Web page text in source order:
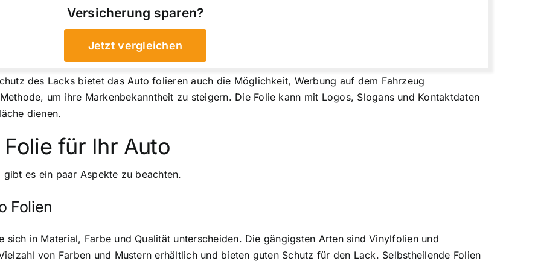
Versicherung sparen?
Jetzt vergleichen
des Lacks bietet das Auto folieren auch die Möglichkeit, Werbung auf dem Fahrzeug
um ihre Markenbekanntheit zu steigern. Die Folie kann mit Logos, Slogans und Kontaktdaten
dienen.
für Ihr Auto
es ein paar Aspekte zu beachten.
Folien
in Material, Farbe und Qualität unterscheiden. Die gängigsten Arten sind Vinylfolien und
von Farben und Mustern erhältlich und bieten guten Schutz für den Lack. Selbstheilende Folien